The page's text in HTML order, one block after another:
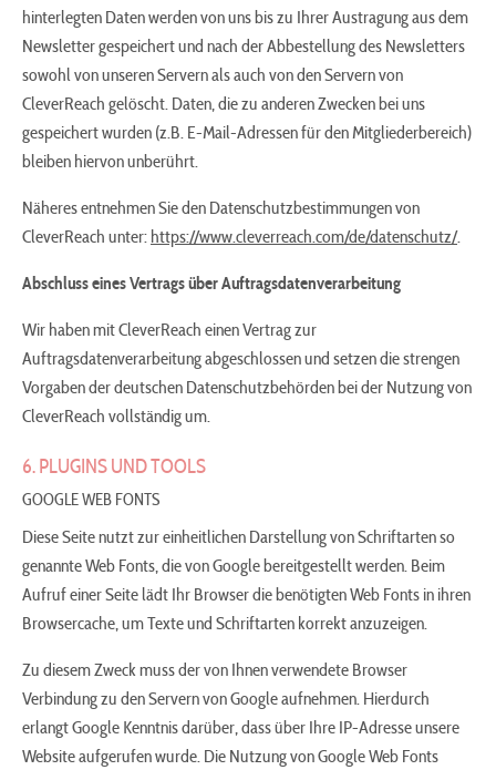
hinterlegten Daten werden von uns bis zu Ihrer Austragung aus dem
Newsletter gespeichert und nach der Abbestellung des Newsletters
sowohl von unseren Servern als auch von den Servern von
CleverReach gelöscht. Daten, die zu anderen Zwecken bei uns
gespeichert wurden (z.B. E-Mail-Adressen für den Mitgliederbereich)
bleiben hiervon unberührt.
Näheres entnehmen Sie den Datenschutzbestimmungen von
CleverReach unter: https://www.cleverreach.com/de/datenschutz/.
Abschluss eines Vertrags über Auftragsdatenverarbeitung
Wir haben mit CleverReach einen Vertrag zur
Auftragsdatenverarbeitung abgeschlossen und setzen die strengen
Vorgaben der deutschen Datenschutzbehörden bei der Nutzung von
CleverReach vollständig um.
6. PLUGINS UND TOOLS
GOOGLE WEB FONTS
Diese Seite nutzt zur einheitlichen Darstellung von Schriftarten so
genannte Web Fonts, die von Google bereitgestellt werden. Beim
Aufruf einer Seite lädt Ihr Browser die benötigten Web Fonts in ihren
Browsercache, um Texte und Schriftarten korrekt anzuzeigen.
Zu diesem Zweck muss der von Ihnen verwendete Browser
Verbindung zu den Servern von Google aufnehmen. Hierdurch
erlangt Google Kenntnis darüber, dass über Ihre IP-Adresse unsere
Website aufgerufen wurde. Die Nutzung von Google Web Fonts